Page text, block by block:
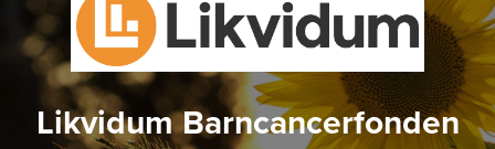
Likvidum Barncancerfonden